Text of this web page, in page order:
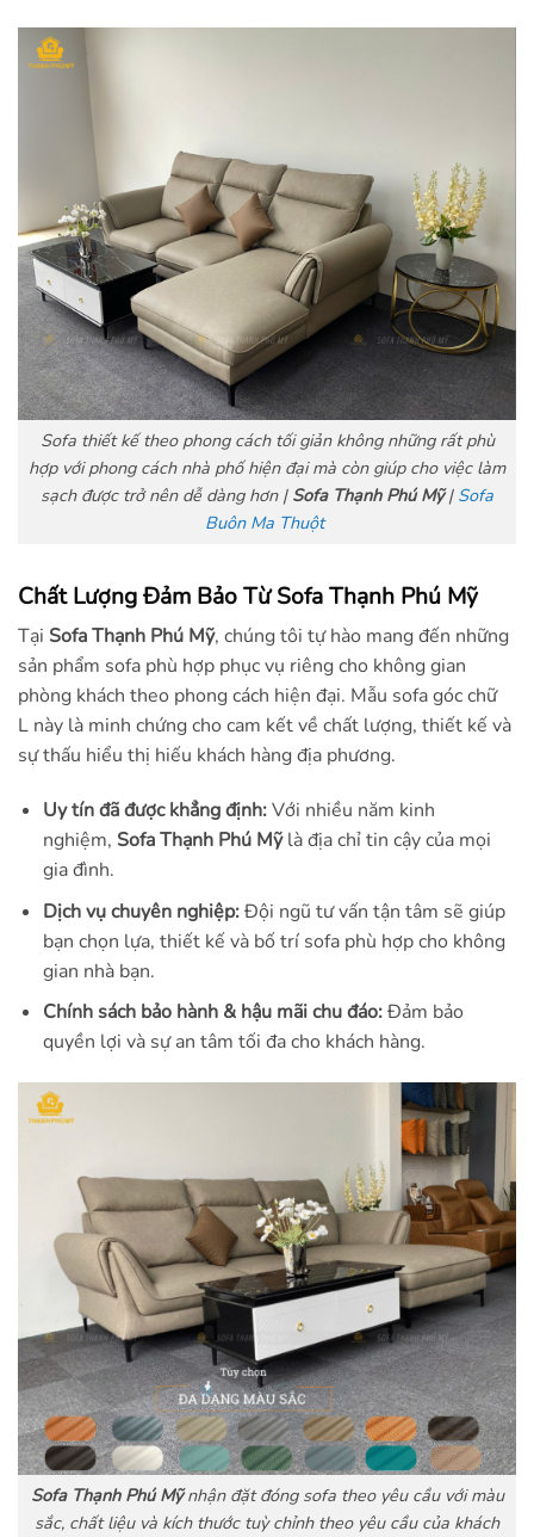
Sofa thiết kế theo phong cách tối giản không những rất phù
hợp với phong cách nhà phố hiện đại mà còn giúp cho việc làm
sạch được trở nên dễ dàng hơn | Sofa Thạnh Phú Mỹ| Sofa
Buôn Ma Thuột
Chất Lượng Đảm Bảo Từ Sofa Thạnh Phú Mỹ
Tại Sofa Thạnh Phú Mỹ, chúng tôi tự hào mang đến những
sản phẩm sofa phù hợp phục vụ riêng cho không gian
phòng khách theo phong cách hiện đại. Mẫu sofa góc chữ
L này là minh chứng cho cam kết về chất lượng, thiết kế và
sự thấu hiểu thị hiếu khách hàng địa phương.
Uy tín đã được khẳng định:Với nhiều năm kinh
nghiệm, Sofa Thạnh Phú Mỹlà địa chỉ tin cậy của mọi
gia đình.
Dịch vụ chuyên nghiệp:Đội ngũ tư vấn tận tâm sẽ giúp
bạn chọn lựa, thiết kế và bố trí sofa phù hợp cho không
gian nhà bạn.
Chính sách bảo hành & hậu mãi chu đáo:Đảm bảo
quyền lợi và sự an tâm tối đa cho khách hàng.
Sofa Thạnh Phú Mỹnhận đặt đóng sofa theo yêu cầu với màu
sắc, chất liệu và kích thước tuỳ chỉnh theo yêu cầu của khách